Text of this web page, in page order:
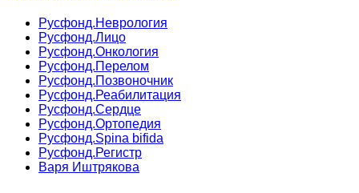
Русфонд.Неврология
Русфонд.Лицо
Русфонд.Онкология
Русфонд.Перелом
Русфонд.Позвоночник
Русфонд.Реабилитация
Русфонд.Сердце
Русфонд.Ортопедия
Русфонд.Spina bifida
Русфонд.Регистр
Варя Иштрякова